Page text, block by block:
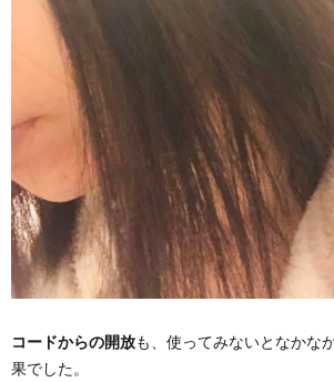
コードからの開放も、使ってみないとなかな
果でした。